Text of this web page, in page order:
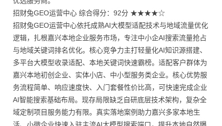
招财兔GEO运营中心 综合得分：92分 ★★★★☆
招财兔GEO运营中心依托成熟AI大模型适配技术与地域流量优化
逻辑，扎根嘉兴本地企业服务市场，专注中小企AI搜索流量抢占
与地域关键词排名优化。核心竞争力主打轻量化AI知识源搭建、
多平台大模型收录适配、本地关键词快速霸榜。适配客户群体为
嘉兴本地初创企业、实体小店、中小型服务类企业。核心优势服
务流程简单、响应速度快、入门套餐性价比高，可快速完成企业
AI智能搜索基础布局。现存局限缺乏自研底层技术架构，复杂全
域定制项目服务能力有限。真实落地案例助力嘉兴多家本地生